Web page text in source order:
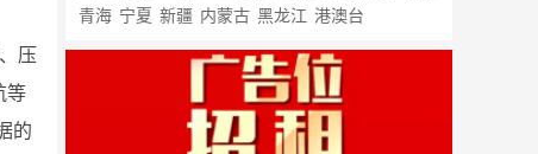
压
等
的
青海 宁夏 新疆 内蒙古 黑龙江 港澳台